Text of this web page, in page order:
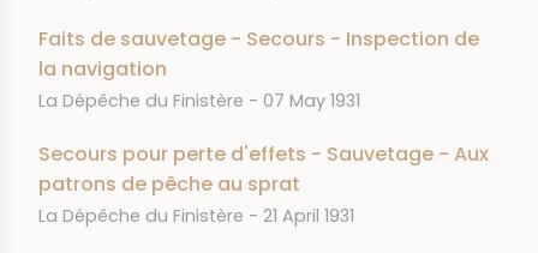
Faits de sauvetage - Secours - Inspection de
la navigation
JOURNAL
La Dépêche du Finistère DATE
07 May 1931
Secours pour perte d'effets - Sauvetage - Aux
patrons de pêche au sprat
JOURNAL
La Dépêche du Finistère DATE
21 April 1931